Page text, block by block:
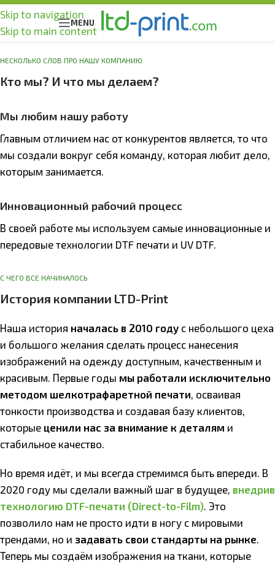
Skip to navigation
Skip to main content
MENU
НЕСКОЛЬКО СЛОВ ПРО НАШУ КОМПАНИЮ
Кто мы? И что мы делаем?
Мы любим нашу работу
Главным отличием нас от конкурентов является, то что
мы создали вокруг себя команду, которая любит дело,
которым занимается.
Инновационный рабочий процесс
В своей работе мы используем самые инновационные и
передовые технологии DTF печати и UV DTF.
С ЧЕГО ВСЕ НАЧИНАЛОСЬ
История компании LTD-Print
Наша история началась в 2010 году с небольшого цеха
и большого желания сделать процесс нанесения
изображений на одежду доступным, качественным и
красивым. Первые годы мы работали исключительно
методом шелкотрафаретной печати, осваивая
тонкости производства и создавая базу клиентов,
которые ценили нас за внимание к деталям и
стабильное качество.
Но время идёт, и мы всегда стремимся быть впереди. В
2020 году мы сделали важный шаг в будущее, внедрив
технологию DTF-печати (Direct-to-Film). Это
позволило нам не просто идти в ногу с мировыми
трендами, но и задавать свои стандарты на рынке.
Теперь мы создаём изображения на ткани, которые